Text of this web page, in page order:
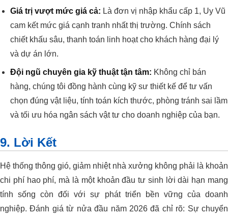
Giá trị vượt mức giá cả: Là đơn vị nhập khẩu cấp 1, Uy Vũ
cam kết mức giá cạnh tranh nhất thị trường. Chính sách
chiết khấu sâu, thanh toán linh hoạt cho khách hàng đại lý
và dự án lớn.
Đội ngũ chuyên gia kỹ thuật tận tâm: Không chỉ bán
hàng, chúng tôi đồng hành cùng kỹ sư thiết kế để tư vấn
chọn đúng vật liệu, tính toán kích thước, phòng tránh sai lầm
và tối ưu hóa ngân sách vật tư cho doanh nghiệp của bạn.
9. Lời Kết
Hệ thống thông gió, giảm nhiệt nhà xưởng không phải là khoản
chi phí hao phí, mà là một khoản đầu tư sinh lời dài hạn mang
tính sống còn đối với sự phát triển bền vững của doanh
nghiệp. Đánh giá từ nửa đầu năm 2026 đã chỉ rõ: Sự chuyển